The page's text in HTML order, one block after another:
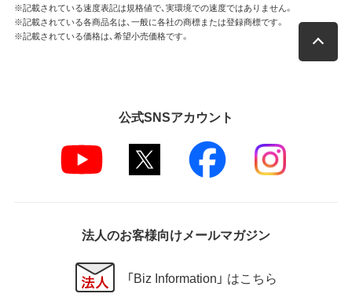
※記載されている速度表記は規格値で、実環境での速度ではありません。
※記載されている各商品名は、一般に各社の商標または登録商標です。
※記載されている価格は、希望小売価格です。
公式SNSアカウント
法人のお客様向けメールマガジン
「Biz Information」 はこちら